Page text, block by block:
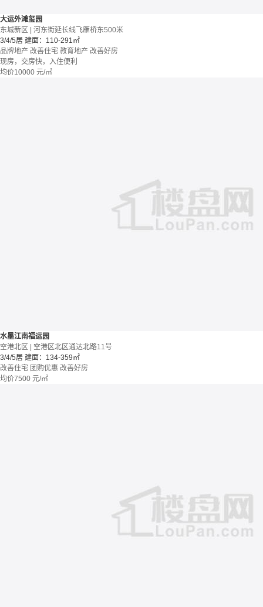
大运外滩玺园
东城新区 | 河东街延长线飞雁桥东500米
3/4/5居 建面：110-291㎡
品牌地产 改善住宅 教育地产 改善好房
现房，交房快，入住便利
均价10000 元/㎡
水墨江南福运园
空港北区 | 空港区北区通达北路11号
3/4/5居 建面：134-359㎡
改善住宅 团购优惠 改善好房
均价7500 元/㎡